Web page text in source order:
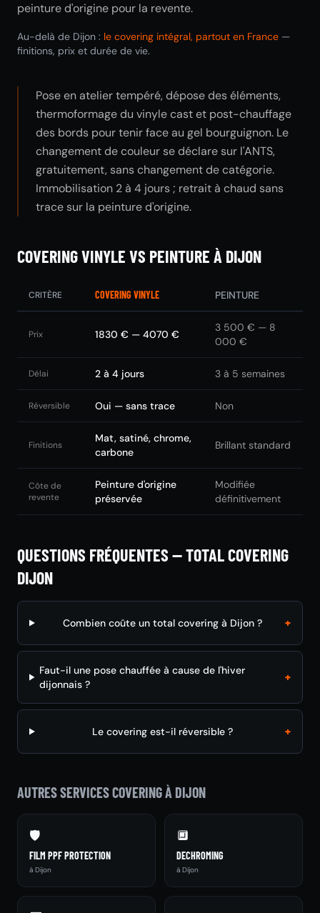
peinture d'origine pour la revente.
Au-delà de Dijon : le covering intégral, partout en France —
finitions, prix et durée de vie.
Pose en atelier tempéré, dépose des éléments,
thermoformage du vinyle cast et post-chauffage
des bords pour tenir face au gel bourguignon. Le
changement de couleur se déclare sur l'ANTS,
gratuitement, sans changement de catégorie.
Immobilisation 2 à 4 jours ; retrait à chaud sans
trace sur la peinture d'origine.
COVERING VINYLE VS PEINTURE À DIJON
CRITÈRE COVERING VINYLE PEINTURE
Prix 1830 € — 4070 €
3 500 € — 8
000 €
Délai 2 à 4 jours 3 à 5 semaines
Réversible Oui — sans trace Non
Finitions
Mat, satiné, chrome,
carbone
Brillant standard
Côte de
revente
Peinture d'origine
préservée
Modifiée
définitivement
QUESTIONS FRÉQUENTES — TOTAL COVERING
DIJON
Combien coûte un total covering à Dijon ? +
Faut-il une pose chauffée à cause de l'hiver
dijonnais ?
+
Le covering est-il réversible ? +
AUTRES SERVICES COVERING À DIJON
🛡️
FILM PPF PROTECTION
à Dijon
🔲
DECHROMING
à Dijon